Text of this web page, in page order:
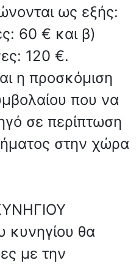
ως εξής:
60 € και β)
120 €.
η προσκόμιση
που να
σε περίπτωση
στην χώρα
κυνηγίου θα
με την